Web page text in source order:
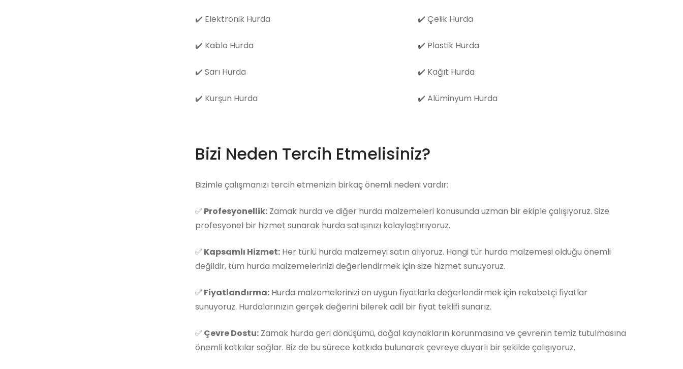
✔️ Elektronik Hurda
✔️ Kablo Hurda
✔️ Sarı Hurda
✔️ Kurşun Hurda
✔️ Çelik Hurda
✔️ Plastik Hurda
✔️ Kağıt Hurda
✔️ Alüminyum Hurda
Bizi Neden Tercih Etmelisiniz?
Bizimle çalışmanızı tercih etmenizin birkaç önemli nedeni vardır:
✅ Profesyonellik: Zamak hurda ve diğer hurda malzemeleri konusunda uzman bir ekiple çalışıyoruz. Size
profesyonel bir hizmet sunarak hurda satışınızı kolaylaştırıyoruz.
✅ Kapsamlı Hizmet: Her türlü hurda malzemeyi satın alıyoruz. Hangi tür hurda malzemesi olduğu önemli
değildir, tüm hurda malzemelerinizi değerlendirmek için size hizmet sunuyoruz.
✅ Fiyatlandırma: Hurda malzemelerinizi en uygun fiyatlarla değerlendirmek için rekabetçi fiyatlar
sunuyoruz. Hurdalarınızın gerçek değerini bilerek adil bir fiyat teklifi sunarız.
✅ Çevre Dostu: Zamak hurda geri dönüşümü, doğal kaynakların korunmasına ve çevrenin temiz tutulmasına
önemli katkılar sağlar. Biz de bu sürece katkıda bulunarak çevreye duyarlı bir şekilde çalışıyoruz.